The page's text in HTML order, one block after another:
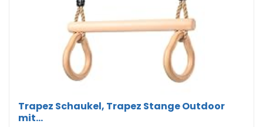
Trapez Schaukel, Trapez Stange Outdoor
mit...